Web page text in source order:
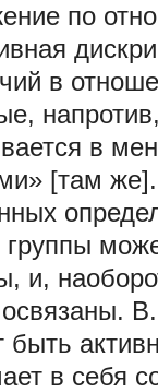
по
в
в
[там же].
группы
и,
быть
в себя